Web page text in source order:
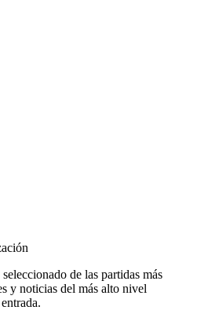
de las partidas más
y noticias del más alto nivel